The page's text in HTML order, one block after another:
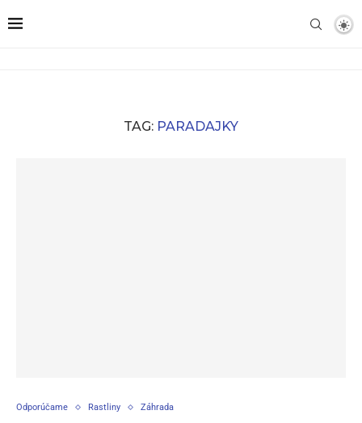
TAG: PARADAJKY
Odporúčame Rastliny Záhrada